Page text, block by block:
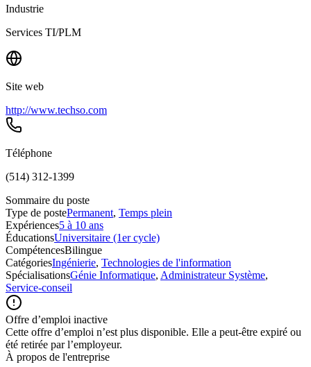
Industrie
Services TI/PLM
Site web
http://www.techso.com
Téléphone
(514) 312-1399
Sommaire du poste
Type de postePermanent, Temps plein
Expériences5 à 10 ans
ÉducationsUniversitaire (1er cycle)
CompétencesBilingue
CatégoriesIngénierie, Technologies de l'information
SpécialisationsGénie Informatique, Administrateur Système,
Service-conseil
Offre d’emploi inactive
Cette offre d’emploi n’est plus disponible. Elle a peut-être expiré ou
été retirée par l’employeur.
À propos de l'entreprise